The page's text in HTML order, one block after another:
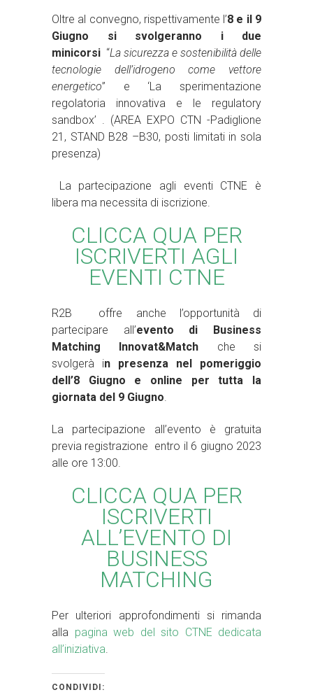
Oltre al convegno, rispettivamente l’8 e il 9
Giugno si svolgeranno i due
minicorsi “La sicurezza e sostenibilità delle
tecnologie dell’idrogeno come vettore
energetico” e ‘La sperimentazione
regolatoria innovativa e le regulatory
sandbox’ . (AREA EXPO CTN -Padiglione
21, STAND B28 –B30, posti limitati in sola
presenza)
La partecipazione agli eventi CTNE è
libera ma necessita di iscrizione.
CLICCA QUA PER
ISCRIVERTI AGLI
EVENTI CTNE
R2B offre anche l’opportunità di
partecipare all’evento di Business
Matching Innovat&Match che si
svolgerà in presenza nel pomeriggio
dell’8 Giugno e online per tutta la
giornata del 9 Giugno.
La partecipazione all’evento è gratuita
previa registrazione entro il 6 giugno 2023
alle ore 13:00.
CLICCA QUA PER
ISCRIVERTI
ALL’EVENTO DI
BUSINESS
MATCHING
Per ulteriori approfondimenti si rimanda
alla pagina web del sito CTNE dedicata
all’iniziativa.
CONDIVIDI: